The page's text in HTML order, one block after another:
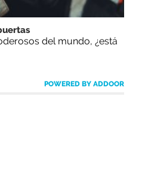
del mundo, ¿está
POWERED BY ADDOOR